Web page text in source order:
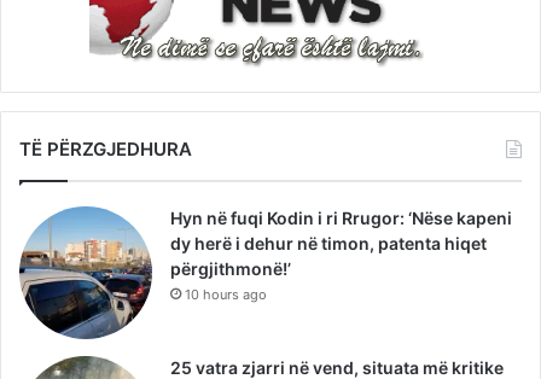
TË PËRZGJEDHURA
Hyn në fuqi Kodin i ri Rrugor: ‘Nëse kapeni
dy herë i dehur në timon, patenta hiqet
përgjithmonë!’
10 hours ago
25 vatra zjarri në vend, situata më kritike